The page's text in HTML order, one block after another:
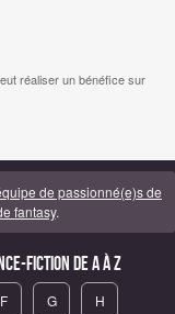
réaliser un bénéfice sur
de passionné(e)s de
fantasy.
fiction de A à Z
F G H